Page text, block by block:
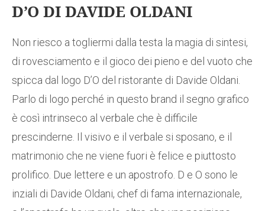
D’O DI DAVIDE OLDANI
Non riesco a togliermi dalla testa la magia di sintesi,
di rovesciamento e il gioco dei pieno e del vuoto che
spicca dal logo D’O del ristorante di Davide Oldani.
Parlo di logo perché in questo brand il segno grafico
è così intrinseco al verbale che è difficile
prescinderne. Il visivo e il verbale si sposano, e il
matrimonio che ne viene fuori è felice e piuttosto
prolifico. Due lettere e un apostrofo. D e O sono le
inziali di Davide Oldani, chef di fama internazionale,